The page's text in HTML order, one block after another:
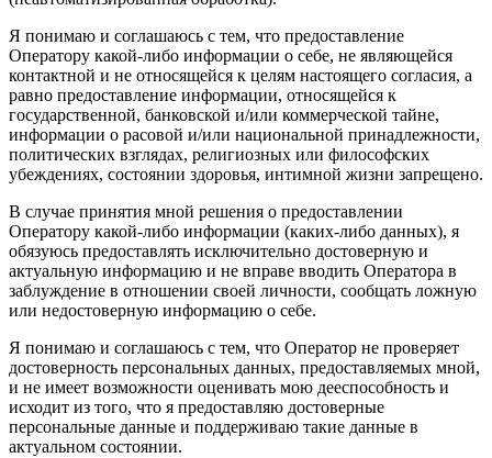
Я понимаю и соглашаюсь с тем, что предоставление
Оператору какой-либо информации о себе, не являющейся
контактной и не относящейся к целям настоящего согласия, а
равно предоставление информации, относящейся к
государственной, банковской и/или коммерческой тайне,
информации о расовой и/или национальной принадлежности,
политических взглядах, религиозных или философских
убеждениях, состоянии здоровья, интимной жизни запрещено.
В случае принятия мной решения о предоставлении
Оператору какой-либо информации (каких-либо данных), я
обязуюсь предоставлять исключительно достоверную и
актуальную информацию и не вправе вводить Оператора в
заблуждение в отношении своей личности, сообщать ложную
или недостоверную информацию о себе.
Я понимаю и соглашаюсь с тем, что Оператор не проверяет
достоверность персональных данных, предоставляемых мной,
и не имеет возможности оценивать мою дееспособность и
исходит из того, что я предоставляю достоверные
персональные данные и поддерживаю такие данные в
актуальном состоянии.